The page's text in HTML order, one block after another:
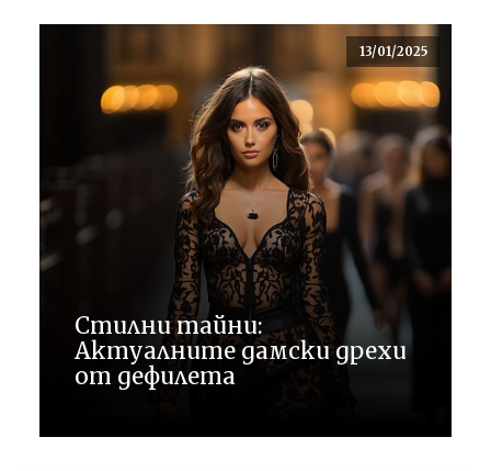
13/01/2025
Стилни тайни:
Актуалните дамски дрехи
от дефилета